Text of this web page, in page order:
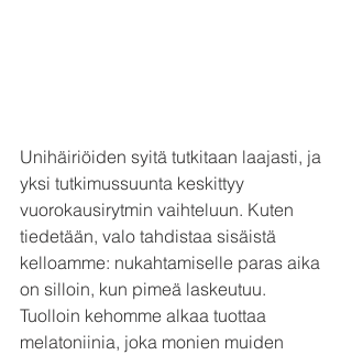
Unihäiriöiden syitä tutkitaan laajasti, ja
yksi tutkimussuunta keskittyy
vuorokausirytmin vaihteluun. Kuten
tiedetään, valo tahdistaa sisäistä
kelloamme: nukahtamiselle paras aika
on silloin, kun pimeä laskeutuu.
Tuolloin kehomme alkaa tuottaa
melatoniinia, joka monien muiden